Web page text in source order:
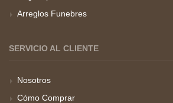
Arreglos Funebres
SERVICIO AL CLIENTE
Nosotros
Cómo Comprar